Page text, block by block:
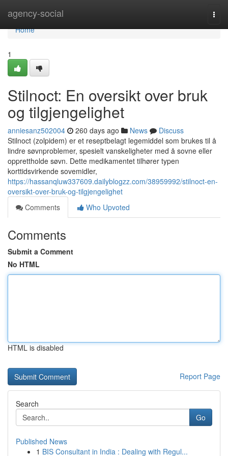
agency-social
Home
Home
1
Stilnoct: En oversikt over bruk
og tilgjengelighet
anniesanz502004 260 days ago News
Discuss
Stilnoct (zolpidem) er et reseptbelagt legemiddel som brukes til å
lindre søvnproblemer, spesielt vanskeligheter med å sovne eller
opprettholde søvn. Dette medikamentet tilhører typen
korttidsvirkende sovemidler,
https://hassanqluw337609.dailyblogzz.com/38959992/stilnoct-en-
oversikt-over-bruk-og-tilgjengelighet
Comments
Who Upvoted
Comments
Submit a Comment
No HTML
HTML is disabled
Report Page
Search
Go
Published News
1 BIS Consultant in India : Dealing with Regul...